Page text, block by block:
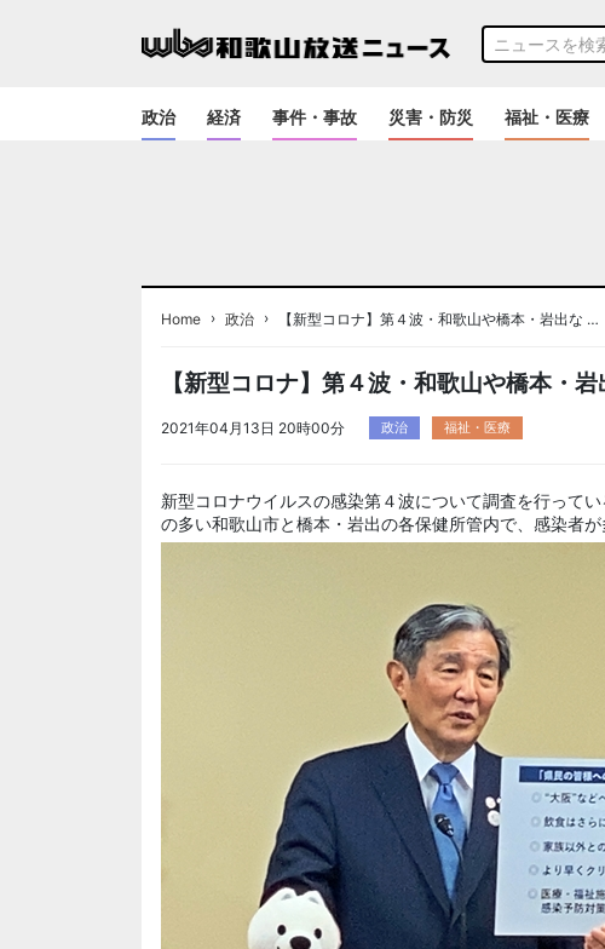
政治 経済 事件・事故 災害・防災 福祉・医療
Home › 政治 › 【新型コロナ】第４波・和歌山や橋本・岩出な …
【新型コロナ】第４波・和歌山や橋本・
2021年04月13日 20時00分 政治 福祉・医療
新型コロナウイルスの感染第４波について調査を行って
の多い和歌山市と橋本・岩出の各保健所管内で、感染者